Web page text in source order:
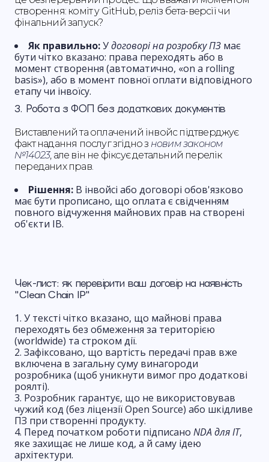
створення: коміт у GitHub, реліз бета-версії чи
фінальний запуск?
Як правильно:Удоговорі на розробку ПЗ має
бути чітко вказано: права переходять або в
момент створення (автоматично, «on a rolling
basis»), або в момент повної оплати відповідного
етапу чи інвоїсу.
3. Робота з ФОП без додаткових документів
Виставлений та оплачений інвойс підтверджує
факт надання послуг згідно з новим законом
№14023, але він не фіксує детальний перелік
переданих прав.
Рішення: В інвойсі або договорі обов'язково
має бути прописано, що оплата є свідченням
повного відчуження майнових прав на створені
об'єкти ІВ.
Чек-лист: як перевірити ваш договір на наявність
"Clean Chain IP"
У тексті чітко вказано, що майнові права
переходять без обмеження за територією
(worldwide) та строком дії.
Зафіксовано, що вартість передачі прав вже
включена в загальну суму винагороди
розробника (щоб уникнути вимог про додаткові
роялті).
Розробник гарантує, що не використовував
чужий код (без ліцензії Open Source) або шкідливе
ПЗ при створенні продукту.
Перед початком роботи підписано NDA для ІТ,
яке захищає не лише код, а й саму ідею
архітектури.